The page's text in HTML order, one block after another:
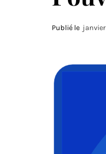
Publié le janvier